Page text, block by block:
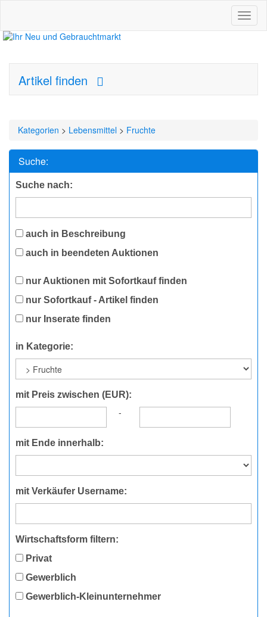
Artikel finden
Kategorien > Lebensmittel > Fruchte
Suche:
Suche nach:
auch in Beschreibung
auch in beendeten Auktionen
nur Auktionen mit Sofortkauf finden
nur Sofortkauf - Artikel finden
nur Inserate finden
in Kategorie:
mit Preis zwischen (EUR):
-
mit Ende innerhalb:
mit Verkäufer Username:
Wirtschaftsform filtern:
Privat
Gewerblich
Gewerblich-Kleinunternehmer